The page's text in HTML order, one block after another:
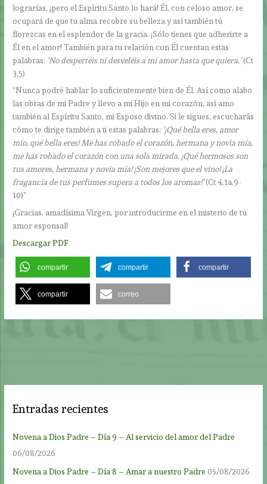
lograrías, ¡pero el Espíritu Santo lo hará! Él, con celoso amor, se
ocupará de que tu alma recobre su belleza y así también tú
florezcas en el esplendor de la gracia. ¡Sólo tienes que adherirte a
Él en el amor! También para tu relación con Él cuentan estas
palabras: ‘No despertéis ni desveléis a mi amor hasta que quiera.’(Ct
3,5)
“Nunca podré hablar lo suficientemente bien de Él. Así como alabo
las obras de mi Padre y llevo a mi Hijo en mi corazón, así amo
también al Espíritu Santo, mi Esposo divino. Si le sigues, escucharás
cómo te dirige también a ti estas palabras: ‘¡Qué bella eres, amor
mío, qué bella eres! Me has robado el corazón, hermana y novia mía,
me has robado el corazón con una sola mirada. ¡Qué hermosos son
tus amores, hermana y novia mía! ¡Son mejores que el vino! ¡La
fragancia de tus perfumes supera a todos los aromas!’(Ct 4,1a.9-
10)”
¡Gracias, amadísima Virgen, por introducirme en el misterio de tu
amor esponsal!
Descargar PDF
compartir compartir compartir
compartir correo
Entradas recientes
Novena a Dios Padre – Día 9 – Al servicio del amor del Padre
06/08/2026
Novena a Dios Padre – Día 8 – Amar a nuestro Padre 05/08/2026